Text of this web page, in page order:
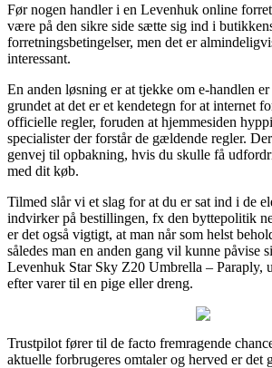
Før nogen handler i en Levenhuk online
være på den sikre side sætte sig ind i
forretningsbetingelser, men det er
interessant.
En anden løsning er at tjekke om e-handlen
grundet at det er et kendetegn for at internet
officielle regler, foruden at hjemmesiden
specialister der forstår de gældende regler.
genvej til opbakning, hvis du skulle få
med dit køb.
Tilmed slår vi et slag for at du er sat ind i de
indvirker på bestillingen, fx den byttepolitik
er det også vigtigt, at man når som helst
således man en anden gang vil kunne påvise
Levenhuk Star Sky Z20 Umbrella – Paraply,
efter varer til en pige eller dreng.
Trustpilot fører til de facto fremragende
aktuelle forbrugeres omtaler og herved er det